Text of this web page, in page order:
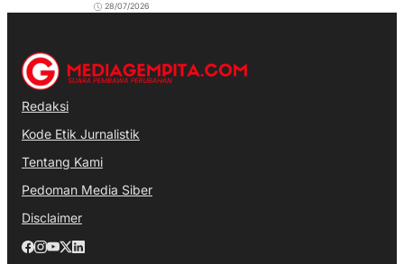
28/07/2026
Redaksi
Kode Etik Jurnalistik
Tentang Kami
Pedoman Media Siber
Disclaimer